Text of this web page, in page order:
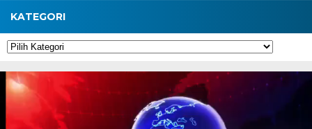
KATEGORI
Kategori
Pemutar
Video